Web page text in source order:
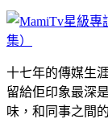
十七年的傳媒生
留給佢印象最深
味，和同事之間